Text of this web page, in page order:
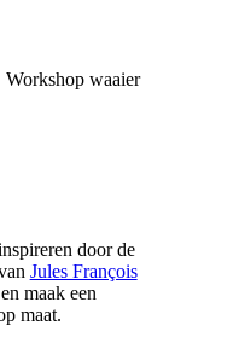
Workshop waaier
door de
Jules François
maak een
maat.